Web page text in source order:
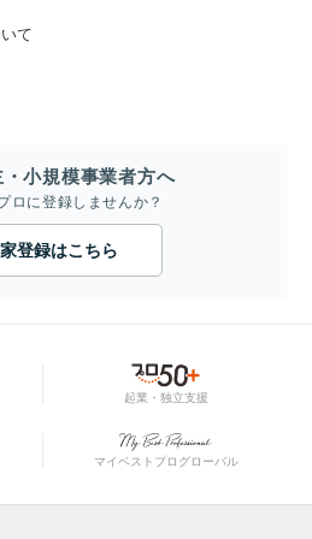
て
小規模事業者方へ
ロに登録しませんか？
登録はこちら
起業・独立支援
マイベストプログローバル